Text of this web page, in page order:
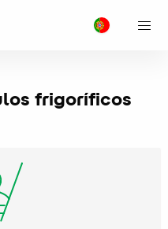
frigoríficos